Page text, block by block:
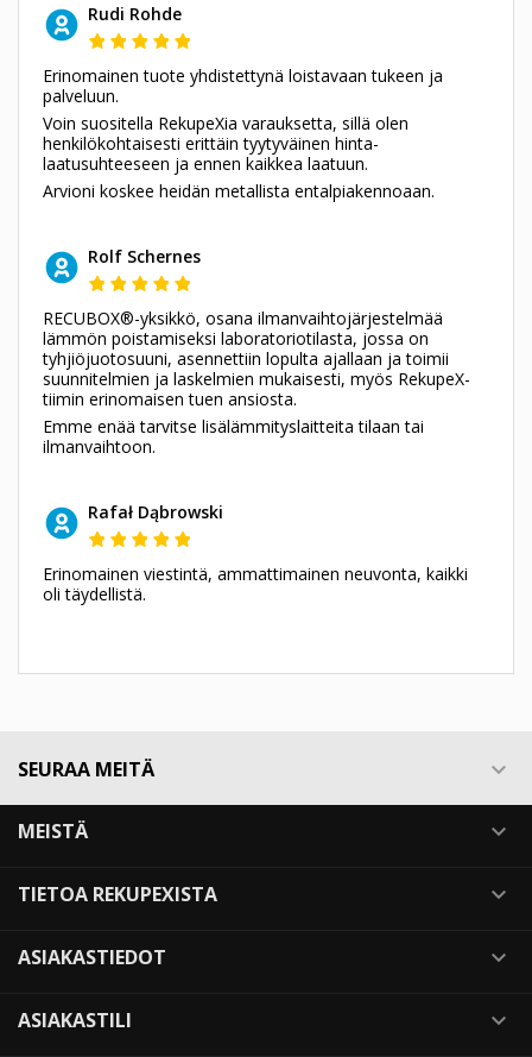
Rudi Rohde
Erinomainen tuote yhdistettynä loistavaan tukeen ja
palveluun.
Voin suositella RekupeXia varauksetta, sillä olen
henkilökohtaisesti erittäin tyytyväinen hinta-
laatusuhteeseen ja ennen kaikkea laatuun.
Arvioni koskee heidän metallista entalpiakennoaan.
Rolf Schernes
RECUBOX®-yksikkö, osana ilmanvaihtojärjestelmää
lämmön poistamiseksi laboratoriotilasta, jossa on
tyhjiöjuotosuuni, asennettiin lopulta ajallaan ja toimii
suunnitelmien ja laskelmien mukaisesti, myös RekupeX-
tiimin erinomaisen tuen ansiosta.
Emme enää tarvitse lisälämmityslaitteita tilaan tai
ilmanvaihtoon.
Rafał Dąbrowski
Erinomainen viestintä, ammattimainen neuvonta, kaikki
oli täydellistä.
SEURAA MEITÄ 
MEISTÄ 
TIETOA REKUPEXISTA 
ASIAKASTIEDOT 
ASIAKASTILI 